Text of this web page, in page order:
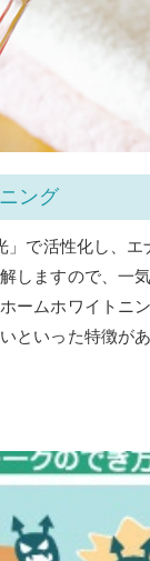
ング
」で活性化し、エ
しますので、一
ームホワイトニ
といった特徴が